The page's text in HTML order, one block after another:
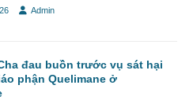
Admin
đau buồn trước vụ sát hại
phận Quelimane ở